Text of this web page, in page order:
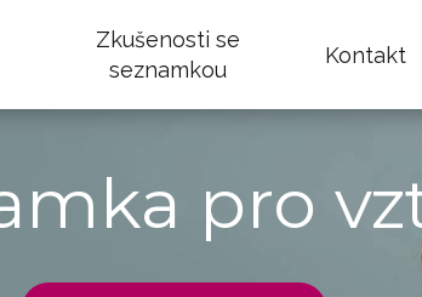
Zkušenosti se
seznamkou
Kontakt
pro